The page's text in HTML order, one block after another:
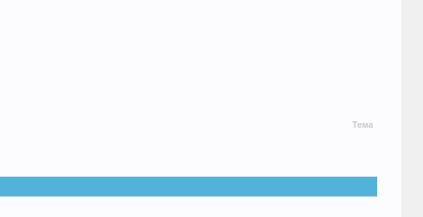
Тема